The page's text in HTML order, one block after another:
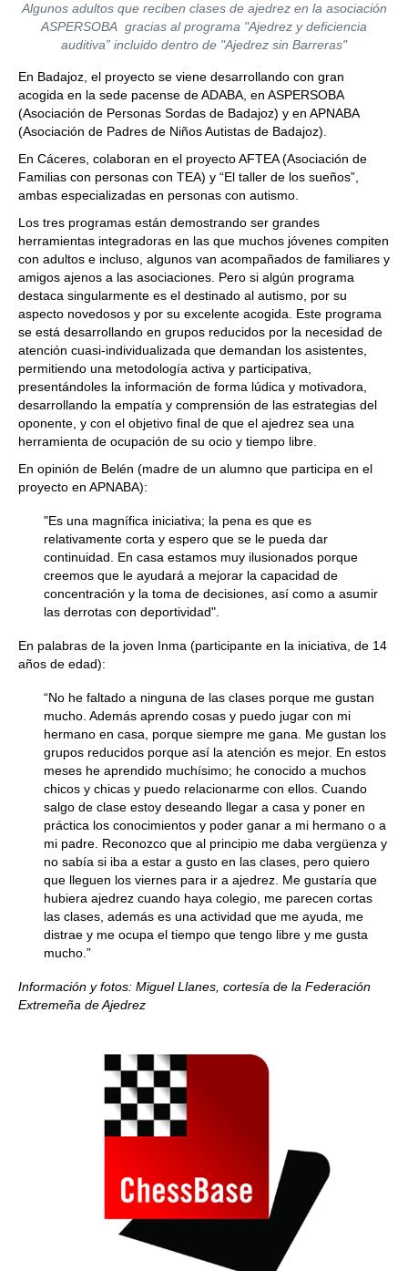
Algunos adultos que reciben clases de ajedrez en la asociación
ASPERSOBA gracias al programa "Ajedrez y deficiencia
auditiva” incluido dentro de "Ajedrez sin Barreras"
En Badajoz, el proyecto se viene desarrollando con gran
acogida en la sede pacense de ADABA, en ASPERSOBA
(Asociación de Personas Sordas de Badajoz) y en APNABA
(Asociación de Padres de Niños Autistas de Badajoz).
En Cáceres, colaboran en el proyecto AFTEA (Asociación de
Familias con personas con TEA) y “El taller de los sueños”,
ambas especializadas en personas con autismo.
Los tres programas están demostrando ser grandes
herramientas integradoras en las que muchos jóvenes compiten
con adultos e incluso, algunos van acompañados de familiares y
amigos ajenos a las asociaciones. Pero si algún programa
destaca singularmente es el destinado al autismo, por su
aspecto novedosos y por su excelente acogida. Este programa
se está desarrollando en grupos reducidos por la necesidad de
atención cuasi-individualizada que demandan los asistentes,
permitiendo una metodología activa y participativa,
presentándoles la información de forma lúdica y motivadora,
desarrollando la empatía y comprensión de las estrategias del
oponente, y con el objetivo final de que el ajedrez sea una
herramienta de ocupación de su ocio y tiempo libre.
En opinión de Belén (madre de un alumno que participa en el
proyecto en APNABA):
"Es una magnífica iniciativa; la pena es que es
relativamente corta y espero que se le pueda dar
continuidad. En casa estamos muy ilusionados porque
creemos que le ayudará a mejorar la capacidad de
concentración y la toma de decisiones, así como a asumir
las derrotas con deportividad".
En palabras de la joven Inma (participante en la iniciativa, de 14
años de edad):
“No he faltado a ninguna de las clases porque me gustan
mucho. Además aprendo cosas y puedo jugar con mi
hermano en casa, porque siempre me gana. Me gustan los
grupos reducidos porque así la atención es mejor. En estos
meses he aprendido muchísimo; he conocido a muchos
chicos y chicas y puedo relacionarme con ellos. Cuando
salgo de clase estoy deseando llegar a casa y poner en
práctica los conocimientos y poder ganar a mi hermano o a
mi padre. Reconozco que al principio me daba vergüenza y
no sabía si iba a estar a gusto en las clases, pero quiero
que lleguen los viernes para ir a ajedrez. Me gustaría que
hubiera ajedrez cuando haya colegio, me parecen cortas
las clases, además es una actividad que me ayuda, me
distrae y me ocupa el tiempo que tengo libre y me gusta
mucho.”
Información y fotos: Miguel Llanes, cortesía de la Federación
Extremeña de Ajedrez